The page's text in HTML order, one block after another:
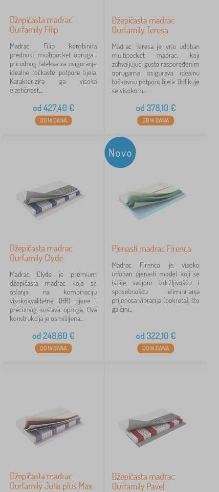
Džepićasta madrac
Ourfamily Filip
Madrac Filip kombinira
prednosti multipocket opruga i
prirodnog lateksa za osiguranje
idealne točkaste potpore tijela.
Karakterizira ga visoka
elastičnost,...
od 427,40 €
DO 14 DANA
Džepičasta madrac
Ourfamily Teresa
Madrac Teresa je vrlo udoban
multipocket madrac, koji
zahvaljujući gusto raspoređenim
oprugama osigurava idealnu
točkovnu potporu tijela. Odlikuje
se visokom...
od 378,10 €
DO 14 DANA
Džepičasta madrac
Ourfamily Clyde
Madrac Clyde je premium
džepičasta madrac koja se
oslanja na kombinaciju
visokokvalitetne (HR) pjene i
preciznog sustava opruga. Ova
konstrukcija je osmišljena...
od 248,60 €
DO 14 DANA
Novo
Pjenasti madrac Firenca
Madrac Firenca je visoko
udoban pjenasti model koji se
ističe svojom izdržljivošću i
sposobnošću eliminiranja
prijenosa vibracija (pokreta), što
ga čini...
od 322,10 €
DO 14 DANA
Džepičasta madrac
Ourfamily Julia plus Max
Džepičasta madrac
Ourfamily Pavel